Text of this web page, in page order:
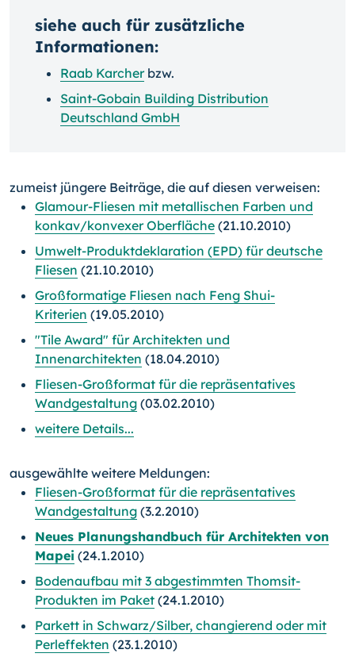
siehe auch für zusätzliche
Informationen:
Raab Karcherbzw.
Saint-Gobain Building Distribution
Deutschland GmbH
zumeist jüngere Beiträge, die auf diesen verweisen:
Glamour-Fliesen mit metallischen Farben und
konkav/konvexer Oberfläche (21.10.2010)
Umwelt-Produktdeklaration (EPD) für deutsche
Fliesen (21.10.2010)
Großformatige Fliesen nach Feng Shui-
Kriterien (19.05.2010)
"Tile Award" für Architekten und
Innenarchitekten (18.04.2010)
Fliesen-Großformat für die repräsentatives
Wandgestaltung (03.02.2010)
weitere Details...
ausgewählte weitere Meldungen:
Fliesen-Großformat für die repräsentatives
Wandgestaltung (3.2.2010)
Neues Planungshandbuch für Architekten von
Mapei (24.1.2010)
Bodenaufbau mit 3 abgestimmten Thomsit-
Produkten im Paket (24.1.2010)
Parkett in Schwarz/Silber, changierend oder mit
Perleffekten (23.1.2010)